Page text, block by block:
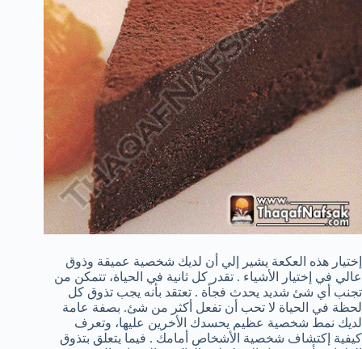
إختيار هذه العكعة يشير إلي أن لديك شخصية عميقة وذوق
عالي في إختيار الأشياء . تقدر كل ثانية في الحياة، تتمكن من
تجنب أي شئ شديد يحدث فجأة . تعتقد بأنه يجب تذوق كل
لحظة في الحياة لا تحب أن تفعل أكثر من شئ. بصفة عامة
لديك نمط شخصية عظيم يحسدك الأخرين عليها، وتعرف
كيفية إكتشاف شخصية الأشخاص أمامك . فيما يتعلق بتذوق